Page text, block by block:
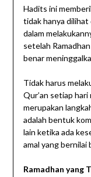
Hadits ini
tidak hanya
dalam
setelah
benar
Tidak harus
Qur’an setiap
merupakan
adalah bentuk
lain ketika ada
amal yang bernilai
Ramadhan yang